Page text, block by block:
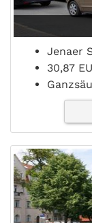
Jenaer
30,87